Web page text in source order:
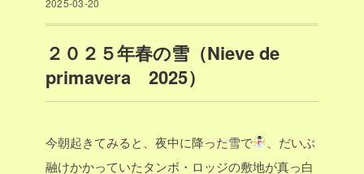
２０２５年春の雪（Nieve de
primavera 2025）
今朝起きてみると、夜中に降った雪で
、だいぶ
融けかかっていたタンボ・ロッジの敷地が真っ白